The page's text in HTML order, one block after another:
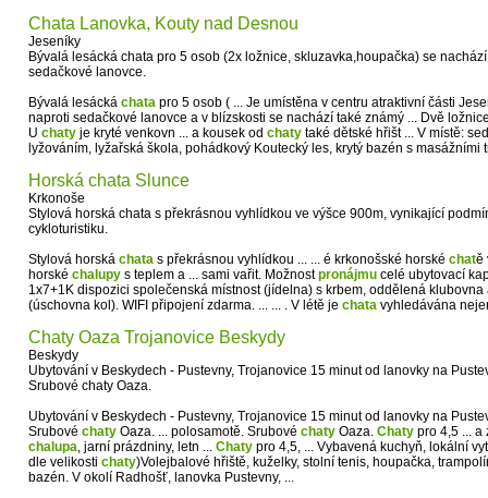
Chata Lanovka, Kouty nad Desnou
Jeseníky
Bývalá lesácká chata pro 5 osob (2x ložnice, skluzavka,houpačka) se
sedačkové lanovce.
Bývalá lesácká chata pro 5 osob ( ... Je umístěna v centru atraktivní části
naproti sedačkové lanovce a v blízskosti se nachází také známý ... Dvě
U chaty je kryté venkovn ... a kousek od chaty také dětské hřišt ... V místě:
lyžováním, lyžařská škola, pohádkový Koutecký les, krytý bazén s masážními
Horská chata Slunce
Krkonoše
Stylová horská chata s překrásnou vyhlídkou ve výšce 900m, vynikající
cykloturistiku.
Stylová horská chata s překrásnou vyhlídkou ... ... é krkonošské horské chatě
horské chalupy s teplem a ... sami vařit. Možnostpronájmu celé ubytovací
1x7+1K dispozici společenská místnost (jídelna) s krbem, oddělená
(úschovna kol). WIFI připojení zdarma. ... ... . V létě je chata vyhledávána
Chaty Oaza Trojanovice Beskydy
Beskydy
Ubytování v Beskydech - Pustevny, Trojanovice 15 minut od lanovky na
Srubové chaty Oaza.
Ubytování v Beskydech - Pustevny, Trojanovice 15 minut od lanovky na
Srubové chaty Oaza. ... polosamotě. Srubové chaty Oaza. Chaty pro 4,5 ... a
chalupa, jarní prázdniny, letn ... Chaty pro 4,5, ... Vybavená kuchyň, lokální
dle velikosti chaty)Volejbalové hřiště, kuželky, stolní tenis, houpačka,
bazén. V okolí Radhošť, lanovka Pustevny, ...